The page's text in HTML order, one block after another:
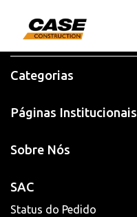
Categorias
Páginas Institucionais
Sobre Nós
SAC
Status do Pedido